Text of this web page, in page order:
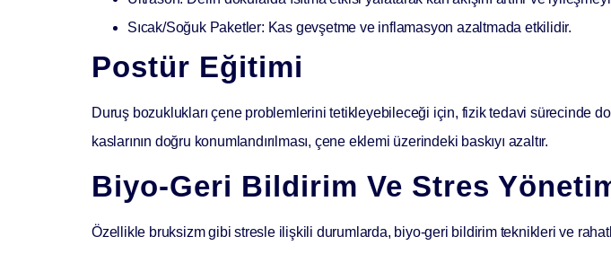
Sıcak/Soğuk Paketler: Kas gevşetme ve inflamasyon azaltmada etkilidir.
Postür Eğitimi
Duruş bozuklukları çene problemlerini tetikleyebileceği için, fizik tedavi sürecinde
kaslarının doğru konumlandırılması, çene eklemi üzerindeki baskıyı azaltır.
Biyo-Geri Bildirim Ve Stres
Özellikle bruksizm gibi stresle ilişkili durumlarda, biyo-geri bildirim teknikleri ve